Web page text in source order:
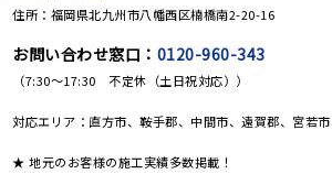
住所：福岡県北九州市八幡西区楠橋南2-20-16
お問い合わせ窓口： 0120-960-343
（7:30～17:30 不定休（土日祝対応））
対応エリア：直方市、鞍手郡、中間市、遠賀郡、宮若
★ 地元のお客様の施工実績多数掲載！